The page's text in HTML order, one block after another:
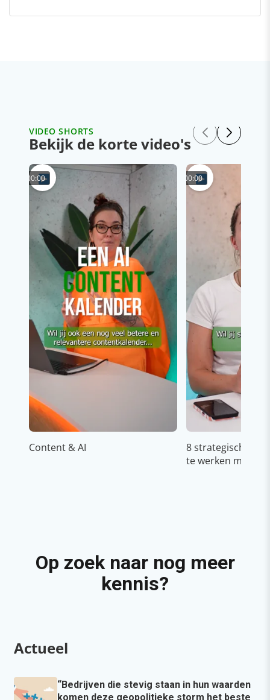
VIDEO SHORTS
Bekijk de korte video's
00:00
Content & AI
00:00
8 strategische
te werken met
Op zoek naar nog meer
kennis?
Actueel
“Bedrijven die stevig staan in hun waarden
komen deze geopolitieke storm het beste